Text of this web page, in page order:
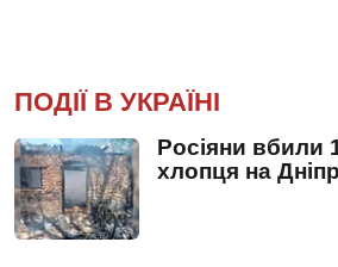
ПОДІЇ В УКРАЇНІ
Росіяни вбили
хлопця на